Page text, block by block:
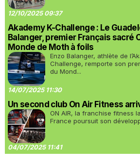
12/10/2025 09:37
Akademy K-Challenge : Le
Balanger, premier Français sacré
Monde de Moth à foils
Enzo Balanger, athlète de
Challenge, remporte son
du Mond...
14/07/2025 11:30
Un second club On Air Fitness
ON AIR, la franchise fitness
France poursuit son
04/07/2025 11:41